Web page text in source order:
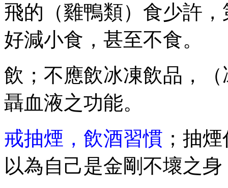
飛的（雞鴨類）食少許
好減小食，甚至不食。
飲；不應飲冰凍飲品，
聶血液之功能。
戒抽煙 ，飲酒習慣 ；抽
以為自己是金剛不壞之